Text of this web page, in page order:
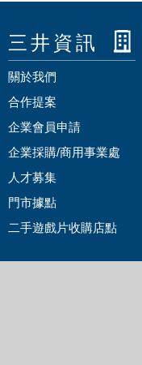
三井資訊
關於我們
合作提案
企業會員申請
企業採購/商用事業處
人才募集
門市據點
二手遊戲片收購店點